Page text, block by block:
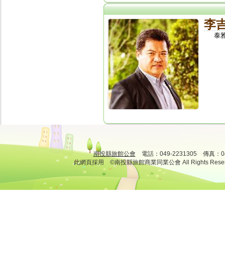
李
泰
南投縣旅館公會 電話：049-2231305 傳真：
此網頁採用 ©南投縣旅館商業同業公會 All Rights